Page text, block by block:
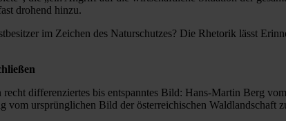
drohend hinzu.
im Zeichen des Naturschutzes? Die Rhetorik lässt
differenziertes bis entspanntes Bild: Hans-Martin Berg vom
vom ursprünglichen Bild der österreichischen Waldlandschaft